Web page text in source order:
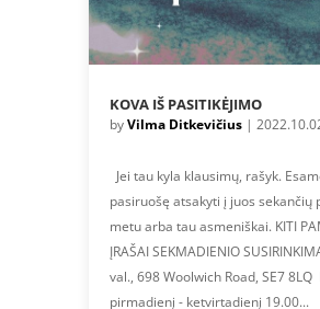
KOVA IŠ PASITIKĖJIMO
byVilma Ditkevičius|
Jei tau kyla klausimų, rašyk.
pasiruošę atsakyti į juos sekančių
metu arba tau asmeniškai. KITI
ĮRAŠAI SEKMADIENIO
val., 698 Woolwich Road, SE7 8LQ
pirmadienį - ketvirtadienį 19.00...